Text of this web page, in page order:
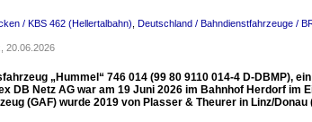
/ KBS 462 (Hellertalbahn) Deutschland / Bahndienstfahrzeuge /
20.06.2026
„Hummel“ 746 014 (99 80 9110 014-4 D-DBMP),
DB Netz AG war am 19 Juni 2026 im Bahnhof Herdorf im
(GAF) wurde 2019 von Plasser & Theurer in Linz/